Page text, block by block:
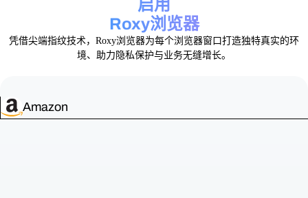
启用
Roxy浏览器
凭借尖端指纹技术，Roxy浏览器为每个浏览器窗口打造独特真实的环
境、助力隐私保护与业务无缝增长。
Amazon